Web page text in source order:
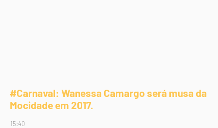
#Carnaval: Wanessa Camargo será musa da
Mocidade em 2017.
15:40